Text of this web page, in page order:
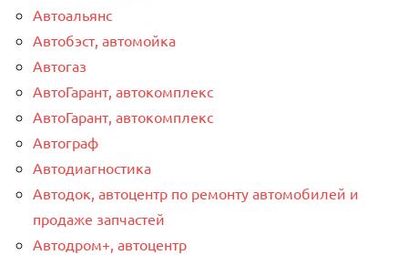
Автоальянс
Автобэст, автомойка
Автогаз
АвтоГарант, автокомплекс
АвтоГарант, автокомплекс
Автограф
Автодиагностика
Автодок, автоцентр по ремонту автомобилей и
продаже запчастей
Автодром+, автоцентр